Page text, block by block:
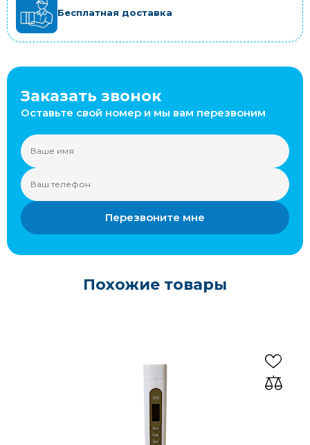
Бесплатная доставка
Заказать звонок
Оставьте свой номер и мы вам перезвоним
Перезвоните мне
Похожие товары